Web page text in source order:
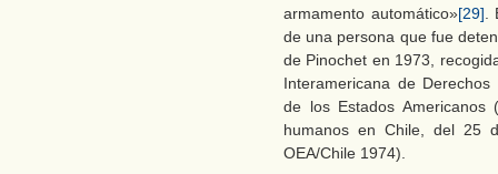
armamento automático»[29]
de una persona que fue
de Pinochet en 1973,
Interamericana de
de los Estados
humanos en Chile, del 25
OEA/Chile 1974).